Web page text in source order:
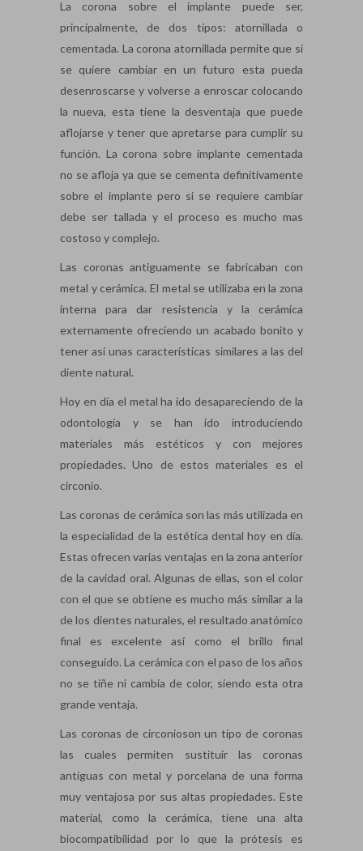
La corona sobre el implante puede ser,
principalmente, de dos tipos: atornillada o
cementada. La corona atornillada permite que si
se quiere cambiar en un futuro esta pueda
desenroscarse y volverse a enroscar colocando
la nueva, esta tiene la desventaja que puede
aflojarse y tener que apretarse para cumplir su
función. La corona sobre implante cementada
no se afloja ya que se cementa definitivamente
sobre el implante pero si se requiere cambiar
debe ser tallada y el proceso es mucho mas
costoso y complejo.
Las coronas antiguamente se fabricaban con
metal y cerámica. El metal se utilizaba en la zona
interna para dar resistencia y la cerámica
externamente ofreciendo un acabado bonito y
tener así unas características similares a las del
diente natural.
Hoy en día el metal ha ido desapareciendo de la
odontología y se han ido introduciendo
materiales más estéticos y con mejores
propiedades. Uno de estos materiales es el
circonio.
Las coronas de cerámica son las más utilizada en
la especialidad de la estética dental hoy en día.
Estas ofrecen varias ventajas en la zona anterior
de la cavidad oral. Algunas de ellas, son el color
con el que se obtiene es mucho más similar a la
de los dientes naturales, el resultado anatómico
final es excelente así como el brillo final
conseguido. La cerámica con el paso de los años
no se tiñe ni cambia de color, siendo esta otra
grande ventaja.
Las coronas de circonioson un tipo de coronas
las cuales permiten sustituir las coronas
antiguas con metal y porcelana de una forma
muy ventajosa por sus altas propiedades. Este
material, como la cerámica, tiene una alta
biocompatibilidad por lo que la prótesis es